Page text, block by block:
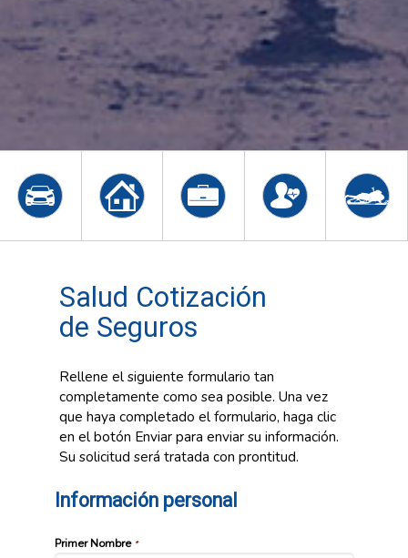
Salud Cotización
de Seguros
Rellene el siguiente formulario tan
completamente como sea posible. Una vez
que haya completado el formulario, haga clic
en el botón Enviar para enviar su información.
Su solicitud será tratada con prontitud.
Información personal
Primer Nombre *